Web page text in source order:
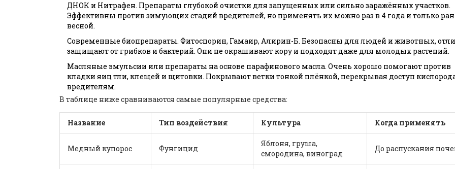
ДНОК и Нитрафен. Препараты глубокой очистки для запущенных или сильно заражённых участков.
Эффективны против зимующих стадий вредителей, но применять их можно раз в 4 года и только
весной.
Современные биопрепараты. Фитоспорин, Гамаир, Алирин-Б. Безопасны для людей и животных,
защищают от грибков и бактерий. Они не окрашивают кору и подходят даже для молодых растений.
Масляные эмульсии или препараты на основе парафинового масла. Очень хорошо помогают против
кладки яиц тли, клещей и щитовки. Покрывают ветки тонкой плёнкой, перекрывая доступ
вредителям.
В таблице ниже сравниваются самые популярные средства:
Название Тип воздействия Культура Когда применять
Медный купорос Фунгицид
Яблоня, груша,
смородина, виноград
До распускания